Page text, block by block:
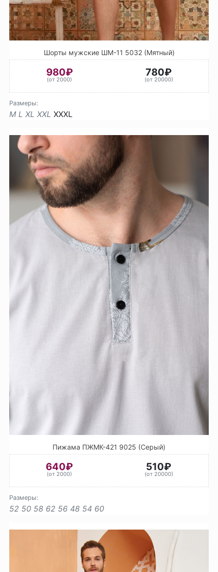
Шорты мужские ШМ-11 5032 (Мятный)
980₽
(от 2000)
780₽
(от 20000)
Размеры:
M L XL XXL XXXL
Пижама ПЖМК-421 9025 (Серый)
640₽
(от 2000)
510₽
(от 20000)
Размеры:
52 50 58 62 56 48 54 60